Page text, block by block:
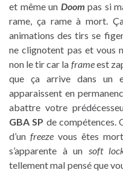
et même un Doom pas si
rame, ça rame à mort.
animations des tirs se
ne clignotent pas et vous
non le tir car la frameest
que ça arrive dans un
apparaissent en
abattre votre
GBA SP de compétences.
d’unfreeze vous êtes
s’apparente à un soft
tellement mal pensé que